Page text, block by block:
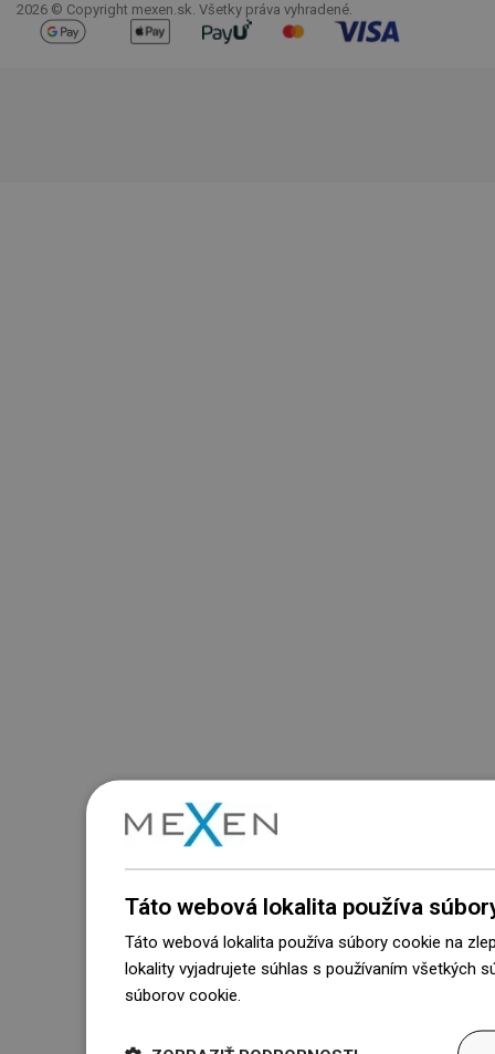
2026 © Copyright mexen.sk. Všetky práva vyhradené.
Táto webová lokalita používa
Táto webová lokalita používa súbory cookie na
lokality vyjadrujete súhlas s používaním všetkých
súborov cookie.